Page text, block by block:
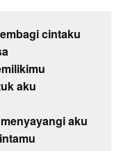
cintaku
aku
aku